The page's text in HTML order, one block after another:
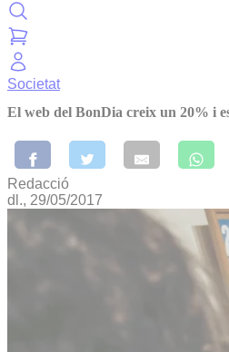
Societat
El web del BonDia creix un 20% i
Redacció
dl., 29/05/2017